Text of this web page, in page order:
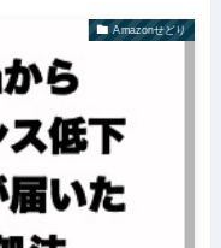
Amazonせどり